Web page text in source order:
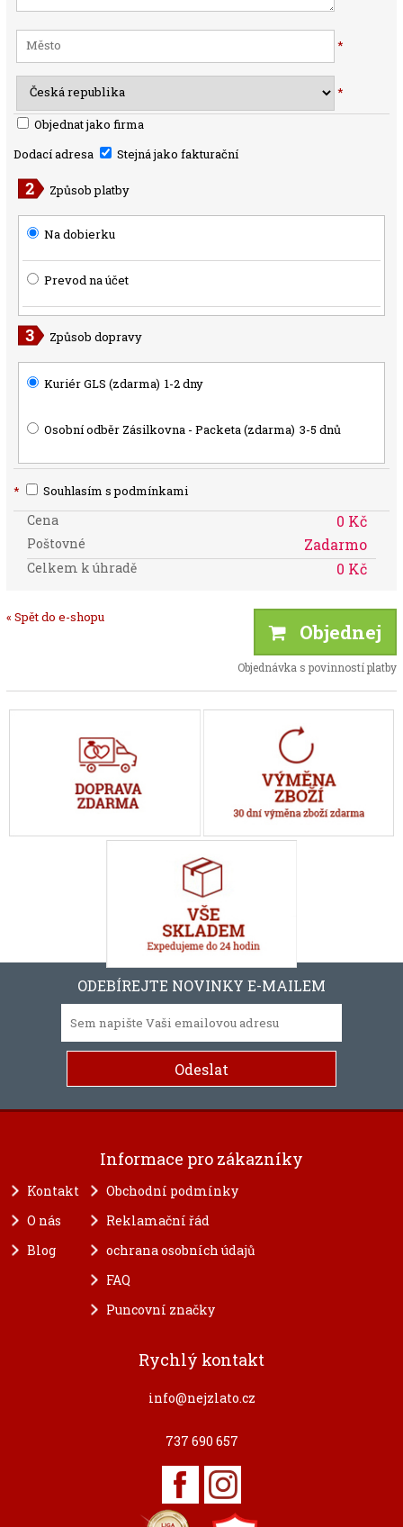
*
*
Objednat jako firma
Dodací adresa
Stejná jako fakturační
Způsob platby
Na dobierku
Prevod na účet
Způsob dopravy
Kuriér GLS (zdarma) 1-2 dny
Osobní odběr Zásilkovna - Packeta (zdarma) 3-5 dnů
* Souhlasím s podmínkami
Cena 0 Kč
Poštovné Zadarmo
Celkem k úhradě 0 Kč
« Spět do e-shopu
Objednej
Objednávka s povinností platby
ODEBÍREJTE NOVINKY E-MAILEM
Informace pro zákazníky
Kontakt
O nás
Blog
Obchodní podmínky
Reklamační řád
ochrana osobních údajů
FAQ
Puncovní značky
Rychlý kontakt
info@nejzlato.cz
737 690 657